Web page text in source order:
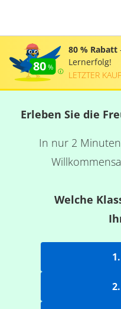
80
80 % Rabatt
Lernerfolg!
LETZTER
Erleben Sie die
In nur 2
Welche